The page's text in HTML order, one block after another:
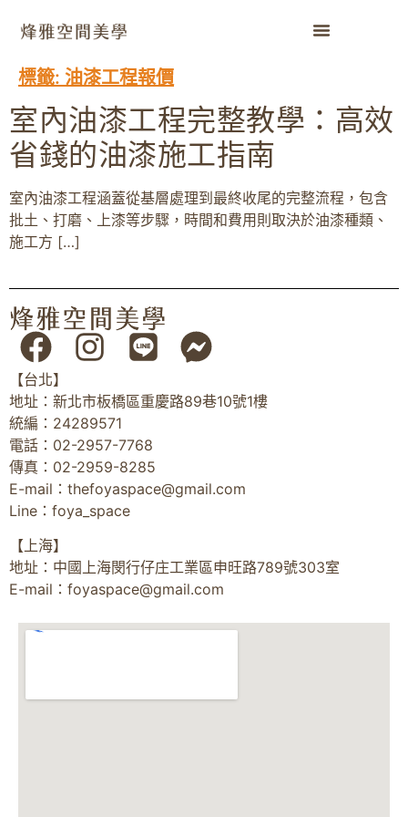
標籤: 油漆工程報價
室內油漆工程完整教學：高效
省錢的油漆施工指南
室內油漆工程涵蓋從基層處理到最終收尾的完整流程，包含
批土、打磨、上漆等步驟，時間和費用則取決於油漆種類、
施工方 […]
【台北】
地址：新北市板橋區重慶路89巷10號1樓
統編：24289571
電話：02-2957-7768
傳真：02-2959-8285
E-mail： thefoyaspace@gmail.com
Line：foya_space
【上海】
地址：中國上海閔行仔庄工業區申旺路789號303室
E-mail： foyaspace@gmail.com